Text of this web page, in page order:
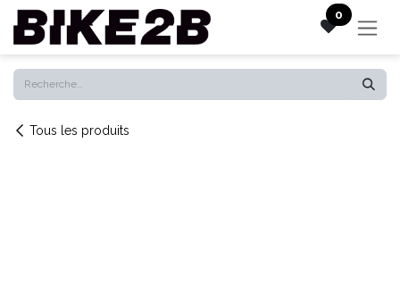
Se rendre au contenu 0
Tous les produits